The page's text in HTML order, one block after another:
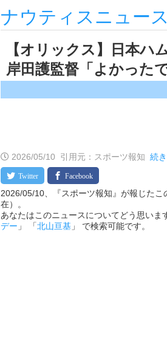
ナウティスニュース
【オリックス】日本
岸田護監督「よかった
2026/05/10 引用元：スポーツ報知 続
2026/05/10、『スポーツ報知』が報じた
在）。
あなたはこのニュースについてどう思い
デー 」 「北山亘基 」 で検索可能です。